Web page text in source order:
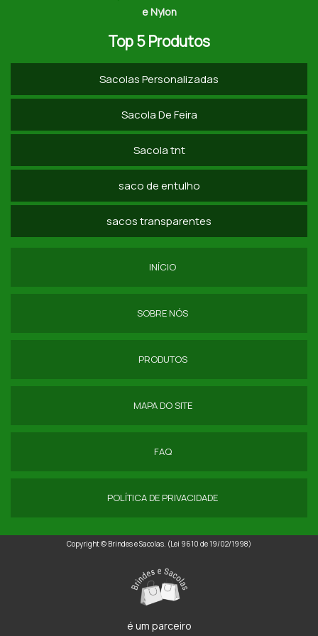
SACO RÁFIA PARA ENTULHO
SACOLA DE RÁFIA LAMINADA PERSONALIZADA
SACOLAS ECOLÓGICAS RÁFIA
COMPRAR SACO DE RAFIA SP
SACOLA DE RAFIA COM ZÍPER SP
SACOLA RAFIA GRANDE SP
COMPRA DE SACOS LAMINADOS
EMBALAGEM PARA CARVÃO
e Nylon
Top 5 Produtos
Sacolas Personalizadas
Sacola De Feira
Sacola tnt
saco de entulho
sacos transparentes
INÍCIO
SOBRE NÓS
PRODUTOS
MAPA DO SITE
FAQ
POLÍTICA DE PRIVACIDADE
Copyright © Brindes e Sacolas. (Lei 9610 de 19/02/1998)
é um parceiro